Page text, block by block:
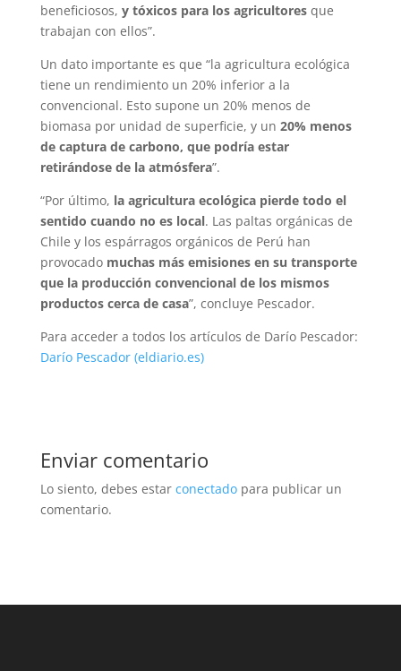
beneficiosos, y tóxicos para los agricultoresque
trabajan con ellos”.
Un dato importante es que “la agricultura ecológica
tiene un rendimiento un 20% inferior a la
convencional. Esto supone un 20% menos de
biomasa por unidad de superficie, y un 20% menos
de captura de carbono, que podría estar
retirándose de la atmósfera”.
“Por último, la agricultura ecológica pierde todo el
sentido cuando no es local. Las paltas orgánicas de
Chile y los espárragos orgánicos de Perú han
provocado muchas más emisiones en su transporte
que la producción convencional de los mismos
productos cerca de casa”, concluye Pescador.
Para acceder a todos los artículos de Darío Pescador:
Darío Pescador (eldiario.es)
Enviar comentario
Lo siento, debes estar conectadopara publicar un
comentario.